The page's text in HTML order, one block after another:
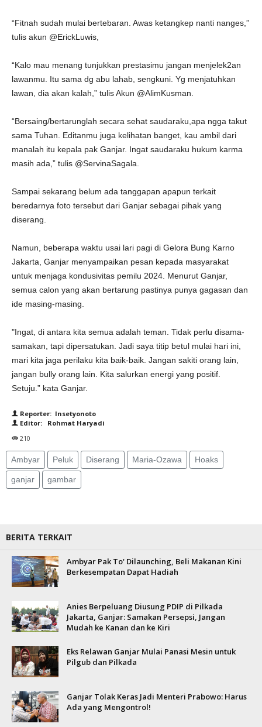
“Fitnah sudah mulai bertebaran. Awas ketangkep nanti nanges,”
tulis akun @ErickLuwis,
“Kalo mau menang tunjukkan prestasimu jangan menjelek2an
lawanmu. Itu sama dg abu lahab, sengkuni. Yg menjatuhkan
lawan, dia akan kalah,” tulis Akun @AlimKusman.
“Bersaing/bertarunglah secara sehat saudaraku,apa ngga takut
sama Tuhan. Editanmu juga kelihatan banget, kau ambil dari
manalah itu kepala pak Ganjar. Ingat saudaraku hukum karma
masih ada,” tulis @ServinaSagala.
Sampai sekarang belum ada tanggapan apapun terkait
beredarnya foto tersebut dari Ganjar sebagai pihak yang
diserang.
Namun, beberapa waktu usai lari pagi di Gelora Bung Karno
Jakarta, Ganjar menyampaikan pesan kepada masyarakat
untuk menjaga kondusivitas pemilu 2024. Menurut Ganjar,
semua calon yang akan bertarung pastinya punya gagasan dan
ide masing-masing.
"Ingat, di antara kita semua adalah teman. Tidak perlu disama-
samakan, tapi dipersatukan. Jadi saya titip betul mulai hari ini,
mari kita jaga perilaku kita baik-baik. Jangan sakiti orang lain,
jangan bully orang lain. Kita salurkan energi yang positif.
Setuju.” kata Ganjar.
Reporter: Insetyonoto
Editor: Rohmat Haryadi
210
Ambyar Peluk Diserang Maria-Ozawa Hoaks
ganjar gambar
BERITA TERKAIT
Ambyar Pak To' Dilaunching, Beli Makanan Kini
Berkesempatan Dapat Hadiah
Anies Berpeluang Diusung PDIP di Pilkada
Jakarta, Ganjar: Samakan Persepsi, Jangan
Mudah ke Kanan dan ke Kiri
Eks Relawan Ganjar Mulai Panasi Mesin untuk
Pilgub dan Pilkada
Ganjar Tolak Keras Jadi Menteri Prabowo: Harus
Ada yang Mengontrol!